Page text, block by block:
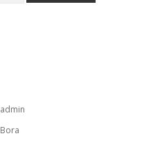
admin
Bora